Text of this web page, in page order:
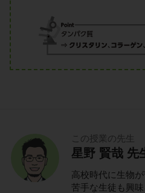
この授業の先生
星野 賢哉 先
高校時代に生物
苦手な生徒も興